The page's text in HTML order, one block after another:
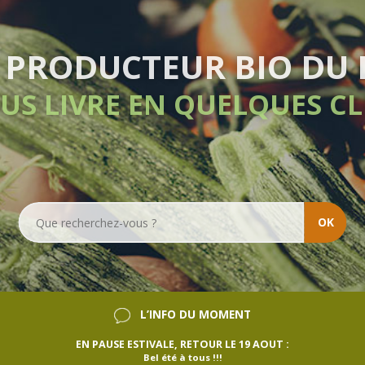
SANS ENGAGEMENT
OK
L’INFO DU MOMENT
EN PAUSE ESTIVALE, RETOUR LE 19 AOUT :
Bel été à tous !!!